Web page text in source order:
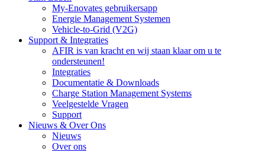
My-Enovates gebruikersapp
Energie Management Systemen
Vehicle-to-Grid (V2G)
Support & Integraties
AFIR is van kracht en wij staan klaar om u te
ondersteunen!
Integraties
Documentatie & Downloads
Charge Station Management Systems
Veelgestelde Vragen
Support
Nieuws & Over Ons
Nieuws
Over ons